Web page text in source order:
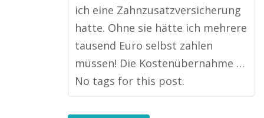
ich eine Zahnzusatzversicherung
hatte. Ohne sie hätte ich mehrere
tausend Euro selbst zahlen
müssen! Die Kostenübernahme …
No tags for this post.